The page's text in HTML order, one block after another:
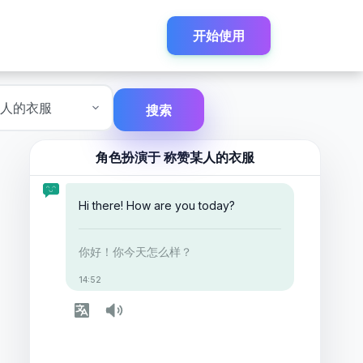
开始使用
搜索
角色扮演于 称赞某人的衣服
Hi there! How are you today?
你好！你今天怎么样？
14:52